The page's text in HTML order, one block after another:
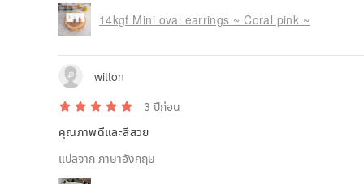
14kgf Mini oval earrings ~ Coral pink ~
witton
3 ปีก่อน
คุณภาพดีและสีสวย
แปลจาก ภาษาอังกฤษ